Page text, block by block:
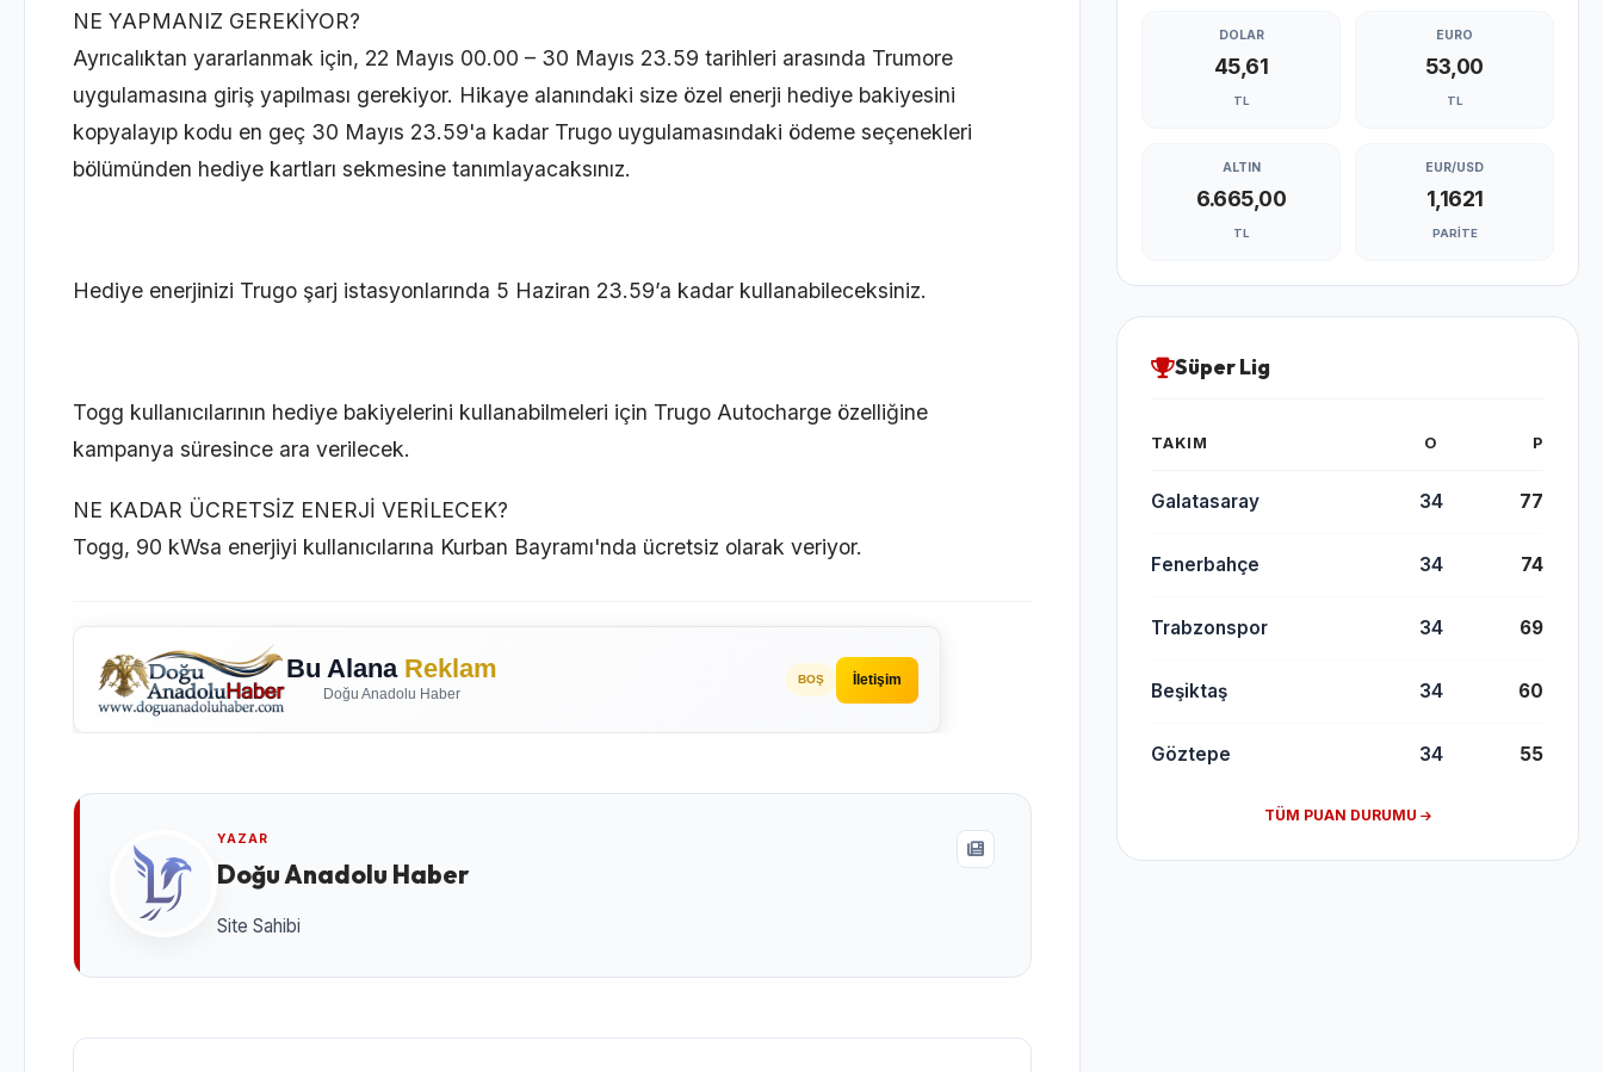
NE YAPMANIZ GEREKİYOR?
Ayrıcalıktan yararlanmak için, 22 Mayıs 00.00 – 30 Mayıs 23.59 tarihleri arasında Trumore
uygulamasına giriş yapılması gerekiyor. Hikaye alanındaki size özel enerji hediye bakiyesini
kopyalayıp kodu en geç 30 Mayıs 23.59'a kadar Trugo uygulamasındaki ödeme seçenekleri
bölümünden hediye kartları sekmesine tanımlayacaksınız.
Hediye enerjinizi Trugo şarj istasyonlarında 5 Haziran 23.59’a kadar kullanabileceksiniz.
Togg kullanıcılarının hediye bakiyelerini kullanabilmeleri için Trugo Autocharge özelliğine
kampanya süresince ara verilecek.
NE KADAR ÜCRETSİZ ENERJİ VERİLECEK?
Togg, 90 kWsa enerjiyi kullanıcılarına Kurban Bayramı'nda ücretsiz olarak veriyor.
Bu Alana Reklam
Doğu Anadolu Haber
BOŞ İletişim
YAZAR
Doğu Anadolu Haber
Site Sahibi
DOLAR
45,61
TL
EURO
53,00
TL
ALTIN
6.665,00
TL
EUR/USD
1,1621
PARITE
Süper Lig
TAKIM O P
Galatasaray 34 77
Fenerbahçe 34 74
Trabzonspor 34 69
Beşiktaş 34 60
Göztepe 34 55
TÜM PUAN DURUMU